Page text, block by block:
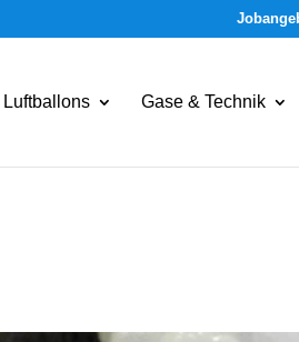
Luftballons Gase & Technik